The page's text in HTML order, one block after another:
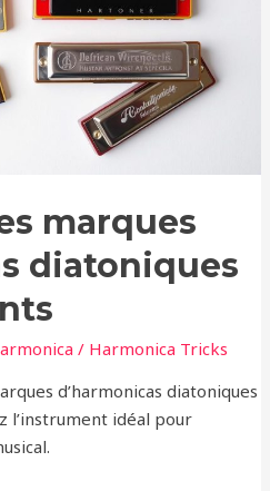
marques
diatoniques
/ Harmonica Tricks
d’harmonicas diatoniques
l’instrument idéal pour